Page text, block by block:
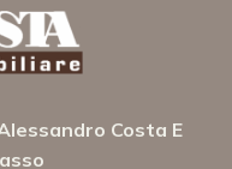
Costa E